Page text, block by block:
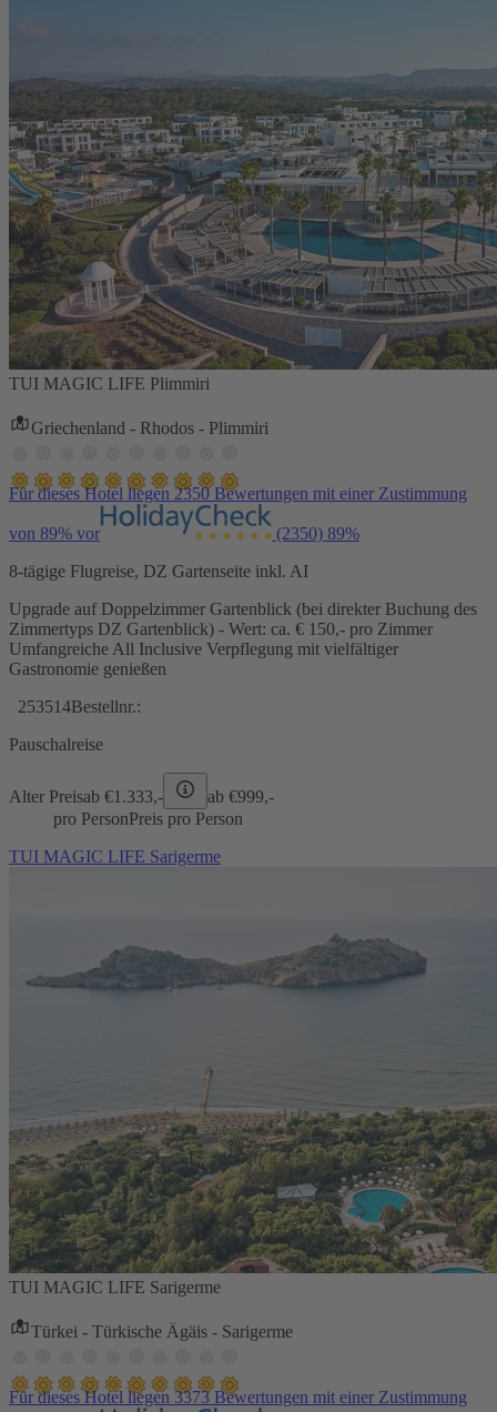
TUI MAGIC LIFE Plimmiri
Griechenland - Rhodos - Plimmiri
Für dieses Hotel liegen 2350 Bewertungen mit einer Zustimmung
von 89% vor (2350) 89%
8-tägige Flugreise, DZ Gartenseite inkl. AI
Upgrade auf Doppelzimmer Gartenblick (bei direkter Buchung des
Zimmertyps DZ Gartenblick) - Wert: ca. € 150,- pro Zimmer
Umfangreiche All Inclusive Verpflegung mit vielfältiger
Gastronomie genießen
253514Bestellnr.:
Pauschalreise
Alter Preisab €1.333,- ab €999,-
pro PersonPreis pro Person
TUI MAGIC LIFE Sarigerme
TUI MAGIC LIFE Sarigerme
Türkei - Türkische Ägäis - Sarigerme
Für dieses Hotel liegen 3373 Bewertungen mit einer Zustimmung